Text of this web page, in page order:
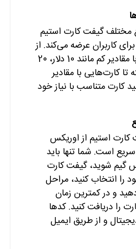
مختلف گیفت کارت استیم
کاربران عرضه می‌کند. از
گیفت کارت‌هایی با مقادیر کم مانند 10 دلار، 20
گرفته تا کارت‌هایی با مقادیر
کارت متناسب با نیاز خود
کارت استیم از اوریکس
است. شما تنها باید
گیم شوید، گیفت کارت
را انتخاب کنید، مراحل
و در کمترین زمان
را دریافت کنید. کدها
و از طریق ایمیل